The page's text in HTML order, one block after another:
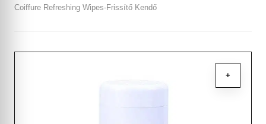
Coiffure Refreshing Wipes-Frissítő Kendő
+